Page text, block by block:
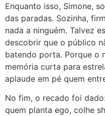
Enquanto isso, Simone,
das paradas. Sozinha,
nada a ninguém. Talvez
descobrir que o público
batendo porta. Porque o
memória curta para
aplaude em pé quem
No fim, o recado foi
quem planta ego, colhe